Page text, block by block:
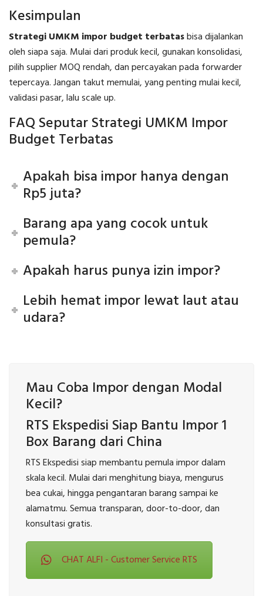
Kesimpulan
Strategi UMKM impor budget terbatasbisa dijalankan
oleh siapa saja. Mulai dari produk kecil, gunakan konsolidasi,
pilih supplier MOQ rendah, dan percayakan pada forwarder
tepercaya. Jangan takut memulai, yang penting mulai kecil,
validasi pasar, lalu scale up.
FAQ Seputar Strategi UMKM Impor
Budget Terbatas
Apakah bisa impor hanya dengan
Rp5 juta?
Barang apa yang cocok untuk
pemula?
Apakah harus punya izin impor?
Lebih hemat impor lewat laut atau
udara?
Mau Coba Impor dengan Modal
Kecil?
RTS Ekspedisi Siap Bantu Impor 1
Box Barang dari China
RTS Ekspedisi siap membantu pemula impor dalam
skala kecil. Mulai dari menghitung biaya, mengurus
bea cukai, hingga pengantaran barang sampai ke
alamatmu. Semua transparan, door-to-door, dan
konsultasi gratis.
CHAT ALFI - Customer Service RTS